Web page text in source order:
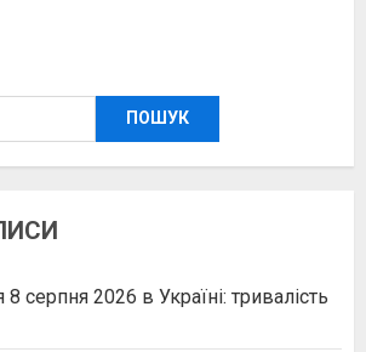
ПОШУК
8 серпня 2026 в Україні: тривалість